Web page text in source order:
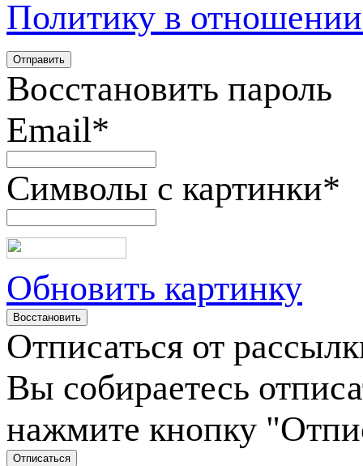
Политику в
Восстановить пароль
Email*
Символы с картинки*
Обновить картинку
Отписаться от
Вы собираетесь
нажмите кнопку